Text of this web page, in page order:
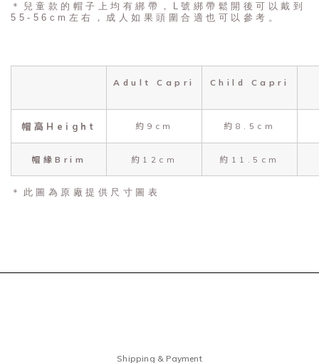
＊兒童款的帽子上均有綁帶，L號綁帶鬆開後可以戴到
55-56cm左右，成人如果頭圍合適也可以參考。
Adult Capri Child Capri
帽高Height 約9cm 約8.5cm
帽緣Brim 約12cm 約11.5cm
＊此圖為原廠提供尺寸圖表
Shipping & Payment